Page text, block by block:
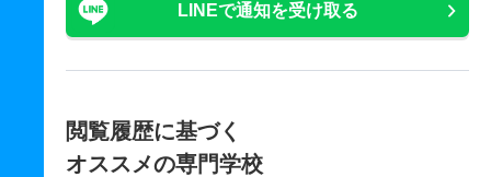
LINEで通知を受け取る
閲覧履歴に基づく
オススメの専門学校